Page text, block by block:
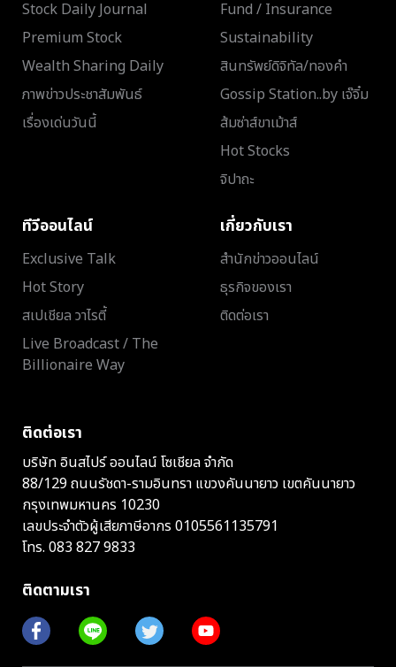
Stock Daily Journal
Premium Stock
Wealth Sharing Daily
ภาพข่าวประชาสัมพันธ์
เรื่องเด่นวันนี้
Fund / Insurance
Sustainability
สินทรัพย์ดิจิทัล/ทองคำ
Gossip Station..by เจ๊จิ๋ม
ส้มซ่าส์ขาเม้าส์
Hot Stocks
จิปาถะ
ทีวีออนไลน์
Exclusive Talk
Hot Story
สเปเชียล วาไรตี้
Live Broadcast / The
Billionaire Way
เกี่ยวกับเรา
สำนักข่าวออนไลน์
ธุรกิจของเรา
ติดต่อเรา
ติดต่อเรา
บริษัท อินสไปร์ ออนไลน์ โซเชียล จำกัด
88/129 ถนนรัชดา-รามอินทรา แขวงคันนายาว เขตคันนายาว
กรุงเทพมหานคร 10230
เลขประจำตัวผู้เสียภาษีอากร 0105561135791
โทร. 083 827 9833
ติดตามเรา